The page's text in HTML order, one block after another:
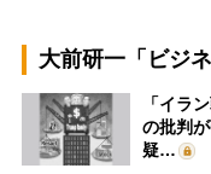
大前研一「ビジ
「イラ
の批判
疑…